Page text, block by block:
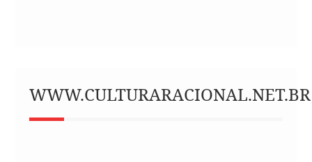
WWW.CULTURARACIONAL.NET.BR